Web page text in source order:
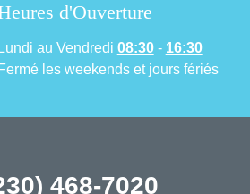
d'Ouverture
Lundi au Vendredi 08:30- 16:30
Fermé les weekends et jours fériés
468-7020